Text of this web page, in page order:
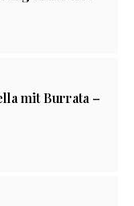
mit Burrata –